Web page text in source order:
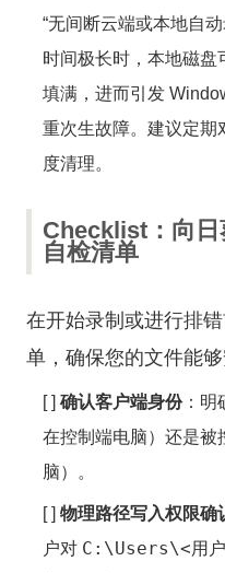
“无间断云端或本地自
时间极长时，本地磁盘
填满，进而引发
重次生故障。建议定期
度清理。
Checklist：向日
自检清单
在开始录制或进行排
单，确保您的文件能
[ ] 确认客户端身份：明
在控制端电脑）还是被
脑）。
[ ] 物理路径写入权限确
户对 C:\Users\<用